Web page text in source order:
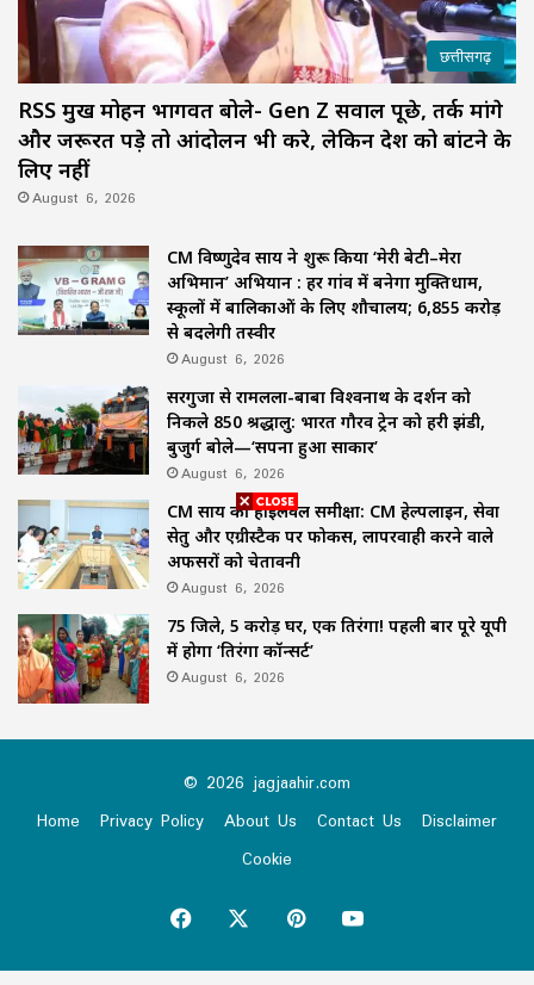
छत्तीसगढ़
RSS प्रमुख मोहन भागवत बोले- Gen Z सवाल पूछे, तर्क मांगे
और जरूरत पड़े तो आंदोलन भी करे, लेकिन देश को बांटने के
लिए नहीं
August 6, 2026
CM विष्णुदेव साय ने शुरू किया ‘मेरी बेटी–मेरा
अभिमान’ अभियान : हर गांव में बनेगा मुक्तिधाम,
स्कूलों में बालिकाओं के लिए शौचालय; 6,855 करोड़
से बदलेगी तस्वीर
August 6, 2026
सरगुजा से रामलला-बाबा विश्वनाथ के दर्शन को
निकले 850 श्रद्धालु: भारत गौरव ट्रेन को हरी झंडी,
बुजुर्ग बोले—‘सपना हुआ साकार’
August 6, 2026
CM साय की हाईलेवल समीक्षा: CM हेल्पलाइन, सेवा
सेतु और एग्रीस्टैक पर फोकस, लापरवाही करने वाले
अफसरों को चेतावनी
August 6, 2026
75 जिले, 5 करोड़ घर, एक तिरंगा! पहली बार पूरे यूपी
में होगा ‘तिरंगा कॉन्सर्ट’
August 6, 2026
© 2026 jagjaahir.com
Home
Privacy Policy About Us Contact Us
Disclaimer
Cookie
Facebook PinterestYouTube